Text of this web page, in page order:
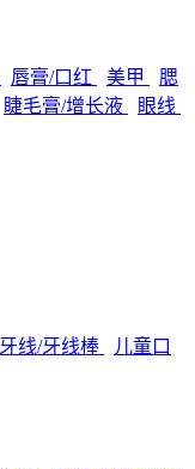
唇膏/口红 美甲
腮
睫毛膏/增长液
眼线
牙线/牙线棒
儿童口